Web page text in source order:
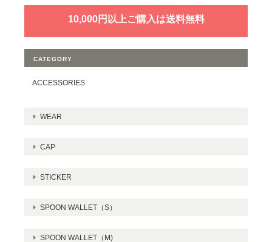
10,000円以上ご購入は送料無料
CATEGORY
ACCESSORIES
WEAR
CAP
STICKER
SPOON WALLET（S）
SPOON WALLET（M)